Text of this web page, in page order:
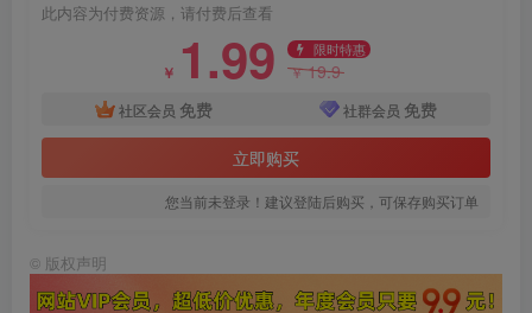
此内容为付费资源，请付费后查看
￥ 1.99 限时特惠
￥19.9
社区会员 免费 社群会员 免费
立即购买
您当前未登录！建议登陆后购买，可保存购买订单
© 版权声明